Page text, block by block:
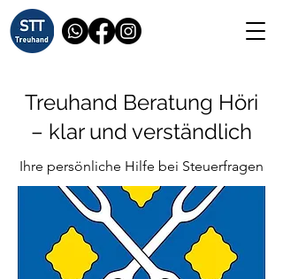
Treuhand Beratung Höri
– klar und verständlich
Ihre persönliche Hilfe bei Steuerfragen